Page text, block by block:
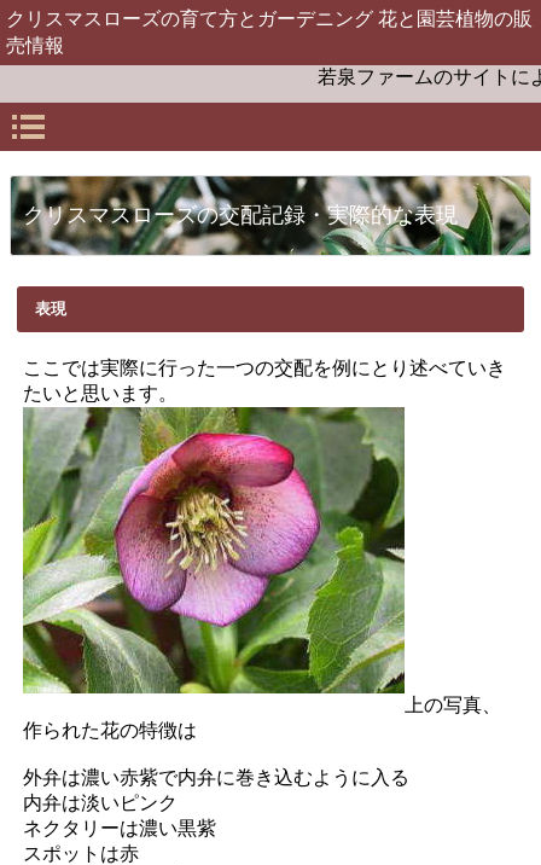
クリスマスローズの育て方とガーデニング 花と園芸植物の販
売情報
若泉ファームのサイトに
クリスマスローズの交配記録・実際的な表現
表現
ここでは実際に行った一つの交配を例にとり述べていき
たいと思います。
上の写真、
作られた花の特徴は
外弁は濃い赤紫で内弁に巻き込むように入る
内弁は淡いピンク
ネクタリーは濃い黒紫
スポットは赤